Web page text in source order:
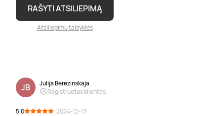
RAŠYTI ATSILIEPIMĄ
Atsiliepimų taisyklės
JB
Julija Berezinskaja
Registruotas klientas
5.0 · 2024-12-13